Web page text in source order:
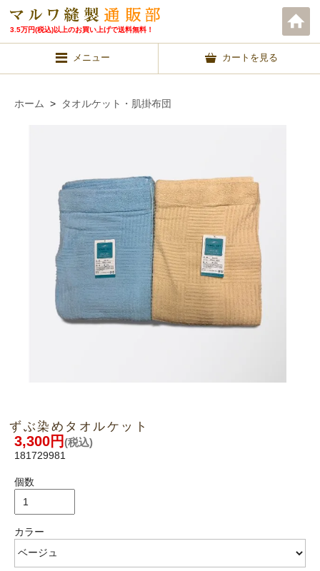
3.5万円(税込)以上のお買い上げで送料無料！
メニュー カートを見る
ホーム > タオルケット・肌掛布団
ずぶ染めタオルケット
3,300円(税込)
181729981
個数
カラー